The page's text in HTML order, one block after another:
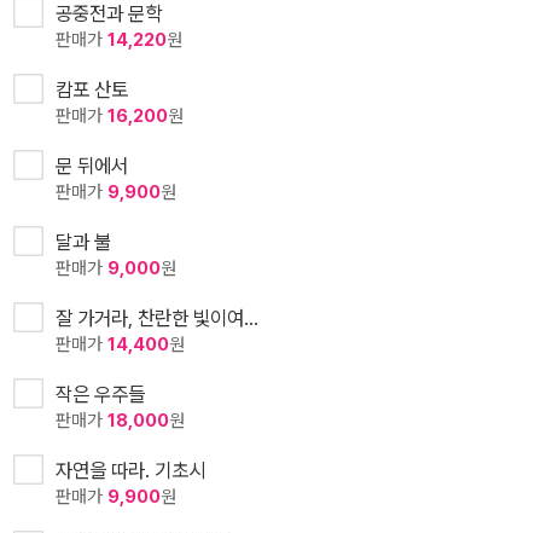
공중전과 문학
판매가 14,220원
캄포 산토
판매가 16,200원
문 뒤에서
판매가 9,900원
달과 불
판매가 9,000원
잘 가거라, 찬란한 빛이여…
판매가 14,400원
작은 우주들
판매가 18,000원
자연을 따라. 기초시
판매가 9,900원